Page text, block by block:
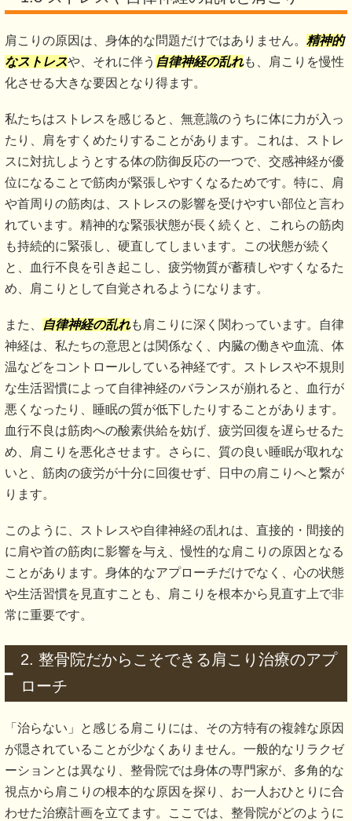
肩こりの原因は、身体的な問題だけではありません。 精神的
なストレスや、それに伴う 自律神経の乱れも、肩こりを慢性
化させる大きな要因となり得ます。
私たちはストレスを感じると、無意識のうちに体に力が入っ
たり、肩をすくめたりすることがあります。これは、ストレ
スに対抗しようとする体の防御反応の一つで、交感神経が優
位になることで筋肉が緊張しやすくなるためです。特に、肩
や首周りの筋肉は、ストレスの影響を受けやすい部位と言わ
れています。精神的な緊張状態が長く続くと、これらの筋肉
も持続的に緊張し、硬直してしまいます。この状態が続く
と、血行不良を引き起こし、疲労物質が蓄積しやすくなるた
め、肩こりとして自覚されるようになります。
また、 自律神経の乱れも肩こりに深く関わっています。自律
神経は、私たちの意思とは関係なく、内臓の働きや血流、体
温などをコントロールしている神経です。ストレスや不規則
な生活習慣によって自律神経のバランスが崩れると、血行が
悪くなったり、睡眠の質が低下したりすることがあります。
血行不良は筋肉への酸素供給を妨げ、疲労回復を遅らせるた
め、肩こりを悪化させます。さらに、質の良い睡眠が取れな
いと、筋肉の疲労が十分に回復せず、日中の肩こりへと繋が
ります。
このように、ストレスや自律神経の乱れは、直接的・間接的
に肩や首の筋肉に影響を与え、慢性的な肩こりの原因となる
ことがあります。身体的なアプローチだけでなく、心の状態
や生活習慣を見直すことも、肩こりを根本から見直す上で非
常に重要です。
2. 整骨院だからこそできる肩こり治療のアプ
ローチ
「治らない」と感じる肩こりには、その方特有の複雑な原因
が隠されていることが少なくありません。一般的なリラクゼ
ーションとは異なり、整骨院では身体の専門家が、多角的な
視点から肩こりの根本的な原因を探り、お一人おひとりに合
わせた治療計画を立てます。ここでは、整骨院がどのように